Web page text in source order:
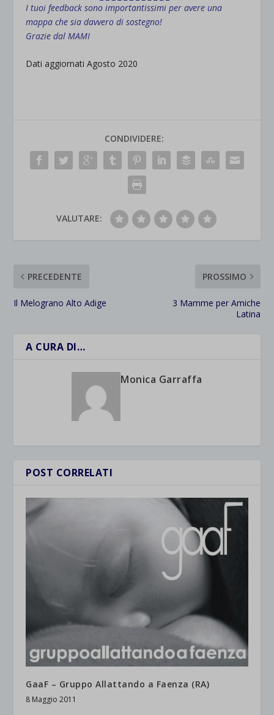
I tuoi feedback sono importantissimi per avere una
mappa che sia davvero di sostegno!
Grazie dal MAMI
Dati aggiornati Agosto 2020
CONDIVIDERE:
VALUTARE:
PRECEDENTE
Il Melograno Alto Adige
PROSSIMO
3 Mamme per Amiche
Latina
A CURA DI…
Monica Garraffa
POST CORRELATI
GaaF – Gruppo Allattando a Faenza (RA)
8 Maggio 2011